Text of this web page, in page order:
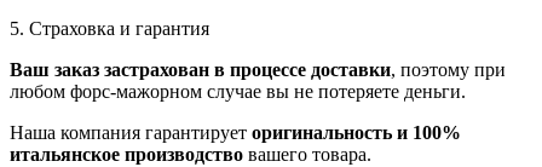
5. Страховка и гарантия
Ваш заказ застрахован в процессе доставки, поэтому при
любом форс-мажорном случае вы не потеряете деньги.
Наша компания гарантирует оригинальность и 100%
итальянское производство вашего товара.